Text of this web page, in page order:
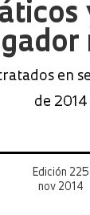
en
de 2014
Edición 225
nov 2014